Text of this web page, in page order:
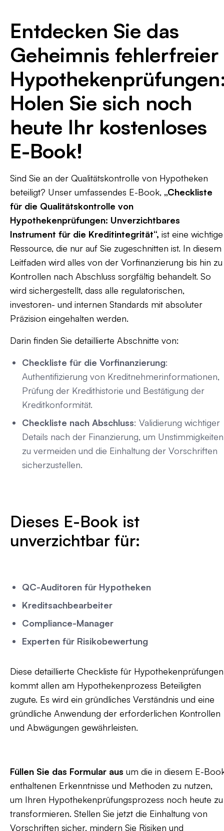
Entdecken Sie das
Geheimnis fehlerfreier
Holen Sie sich noch
heute Ihr kostenloses
E-Book!
Sind Sie an der Qualitätskontrolle von Hypotheken
beteiligt? Unser umfassendes E-Book, „Checkliste
für die Qualitätskontrolle von
Hypothekenprüfungen: Unverzichtbares
Instrument für die Kreditintegrität“, ist eine wichtige
Ressource, die nur auf Sie zugeschnitten ist. In diesem
Leitfaden wird alles von der Vorfinanzierung bis hin zu
Kontrollen nach Abschluss sorgfältig behandelt. So
wird sichergestellt, dass alle regulatorischen,
investoren- und internen Standards mit absoluter
Präzision eingehalten werden.
Darin finden Sie detaillierte Abschnitte von:
Checkliste für die Vorfinanzierung:
Authentifizierung von Kreditnehmerinformationen,
Prüfung der Kredithistorie und Bestätigung der
Kreditkonformität.
Checkliste nach Abschluss: Validierung wichtiger
Details nach der Finanzierung, um Unstimmigkeiten
zu vermeiden und die Einhaltung der Vorschriften
sicherzustellen.
Dieses E-Book ist
unverzichtbar für:
QC-Auditoren für Hypotheken
Kreditsachbearbeiter
Compliance-Manager
Experten für Risikobewertung
Diese detaillierte Checkliste für Hypothekenprüfungen
kommt allen am Hypothekenprozess Beteiligten
zugute. Es wird ein gründliches Verständnis und eine
gründliche Anwendung der erforderlichen Kontrollen
und Abwägungen gewährleisten.
Füllen Sie das Formular aus um die in diesem E-
enthaltenen Erkenntnisse und Methoden zu nutzen,
um Ihren Hypothekenprüfungsprozess noch heute zu
transformieren. Stellen Sie jetzt die Einhaltung von
Vorschriften sicher, mindern Sie Risiken und